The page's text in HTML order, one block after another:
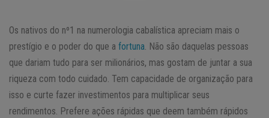
Os nativos do nº1 na numerologia cabalística apreciam mais o
prestígio e o poder do que a fortuna. Não são daquelas pessoas
que dariam tudo para ser milionários, mas gostam de juntar a sua
riqueza com todo cuidado. Tem capacidade de organização para
isso e curte fazer investimentos para multiplicar seus
rendimentos. Prefere ações rápidas que deem também rápidos